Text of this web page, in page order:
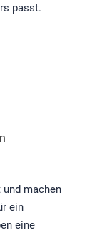
passt.
machen
ein
eine